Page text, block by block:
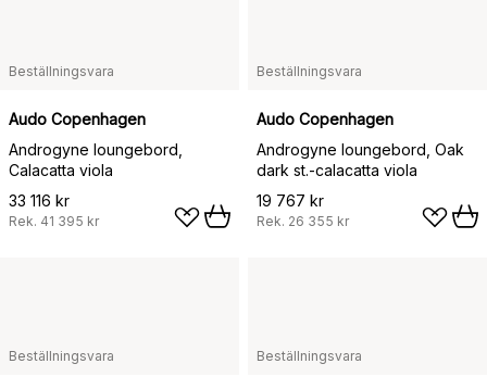
Beställningsvara
Audo Copenhagen
Androgyne loungebord,
Calacatta viola
33 116 kr
Rek. 41 395 kr
Beställningsvara
Audo Copenhagen
Androgyne loungebord, Oak
dark st.-calacatta viola
19 767 kr
Rek. 26 355 kr
Beställningsvara Beställningsvara